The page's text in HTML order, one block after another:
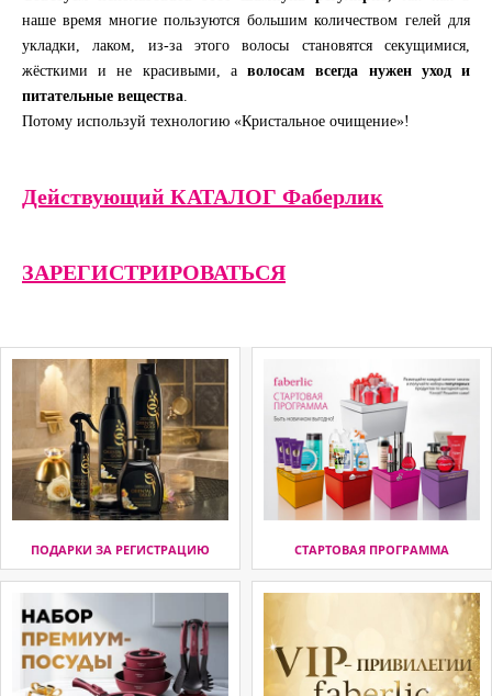
наше время многие пользуются большим количеством гелей для
укладки, лаком, из-за этого волосы становятся секущимися,
жёсткими и не красивыми, аволосам всегда нужен уход и
питательные вещества
Потому используй технологию «Кристальное очищение»!
Действующий КАТАЛОГ Фаберлик
ЗАРЕГИСТРИРОВАТЬСЯ
ПОДАРКИ ЗА РЕГИСТРАЦИЮ СТАРТОВАЯ ПРОГРАММА